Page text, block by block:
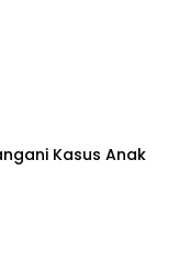
Kasus Anak